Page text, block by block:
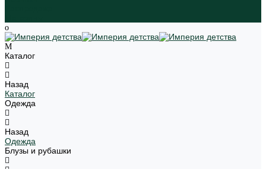
Каталог
Назад
Каталог
Одежда
Назад
Одежда
Блузы и рубашки